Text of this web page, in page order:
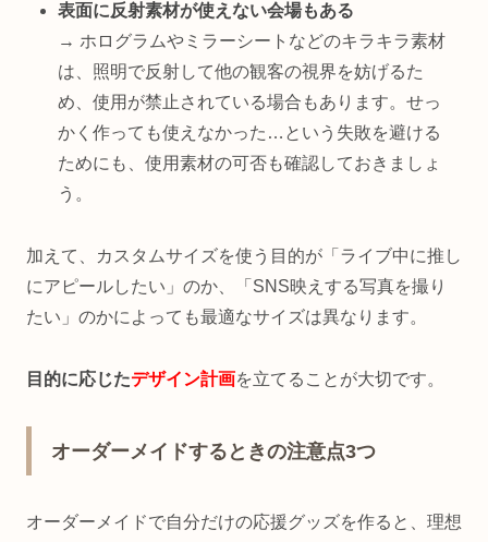
表面に反射素材が使えない会場もある
→ ホログラムやミラーシートなどのキラキラ素材
は、照明で反射して他の観客の視界を妨げるた
め、使用が禁止されている場合もあります。せっ
かく作っても使えなかった…という失敗を避ける
ためにも、使用素材の可否も確認しておきましょ
う。
加えて、カスタムサイズを使う目的が「ライブ中に推し
にアピールしたい」のか、「SNS映えする写真を撮り
たい」のかによっても最適なサイズは異なります。
目的に応じたデザイン計画を立てることが大切です。
オーダーメイドするときの注意点3つ
オーダーメイドで自分だけの応援グッズを作ると、理想